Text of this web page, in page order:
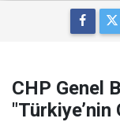
CHP Genel